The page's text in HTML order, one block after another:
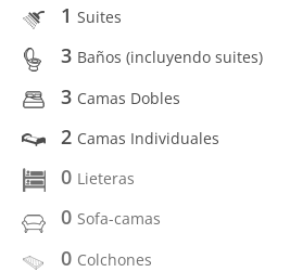
1 Suites
3 Baños (incluyendo suites)
3 Camas Dobles
2 Camas Individuales
0 Lieteras
0 Sofa-camas
0 Colchones